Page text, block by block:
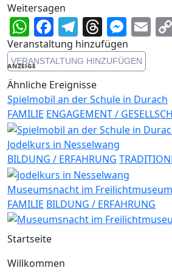
Weitersagen
WhatsApp
Facebook
Telegram
Veranstaltung hinzufügen
VERANSTALTUNG HINZUFÜGEN
ANZEIGE
Ähnliche Ereignisse
Spielmobil an der Schule in Durach
FAMILIE ENGAGEMENT /
Jodelkurs in Nesselwang
BILDUNG / ERFAHRUNG
Museumsnacht im
FAMILIE BILDUNG / ERFAHRUNG
Startseite
Willkommen